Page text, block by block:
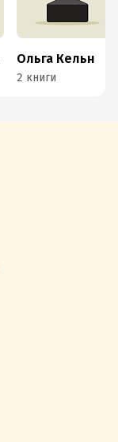
Ольга Кельн
2 книги